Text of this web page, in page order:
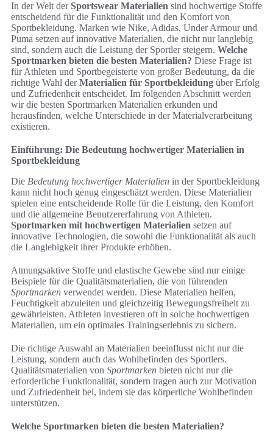
In der Welt derSportswear Materialien sind hochwertige Stoffe
entscheidend für die Funktionalität und den Komfort von
Sportbekleidung. Marken wie Nike, Adidas, Under Armour und
Puma setzen auf innovative Materialien, die nicht nur langlebig
sind, sondern auch die Leistung der Sportler steigern. Welche
Sportmarken bieten die besten Materialien? Diese Frage ist
für Athleten und Sportbegeisterte von großer Bedeutung, da die
richtige Wahl derMaterialien für Sportbekleidung über Erfolg
und Zufriedenheit entscheidet. Im folgenden Abschnitt werden
wir die besten Sportmarken Materialien erkunden und
herausfinden, welche Unterschiede in der Materialverarbeitung
existieren.
Einführung: Die Bedeutung hochwertiger Materialien in
Sportbekleidung
Die Bedeutung hochwertiger Materialien in der Sportbekleidung
kann nicht hoch genug eingeschätzt werden. Diese Materialien
spielen eine entscheidende Rolle für die Leistung, den Komfort
und die allgemeine Benutzererfahrung von Athleten.
Sportmarken mit hochwertigen Materialien setzen auf
innovative Technologien, die sowohl die Funktionalität als auch
die Langlebigkeit ihrer Produkte erhöhen.
Atmungsaktive Stoffe und elastische Gewebe sind nur einige
Beispiele für die Qualitätsmaterialien, die von führenden
Sportmarken verwendet werden. Diese Materialien helfen,
Feuchtigkeit abzuleiten und gleichzeitig Bewegungsfreiheit zu
gewährleisten. Athleten investieren oft in solche hochwertigen
Materialien, um ein optimales Trainingserlebnis zu sichern.
Die richtige Auswahl an Materialien beeinflusst nicht nur die
Leistung, sondern auch das Wohlbefinden des Sportlers.
Qualitätsmaterialien von Sportmarken bieten nicht nur die
erforderliche Funktionalität, sondern tragen auch zur Motivation
und Zufriedenheit bei, indem sie das körperliche Wohlbefinden
unterstützen.
Welche Sportmarken bieten die besten Materialien?